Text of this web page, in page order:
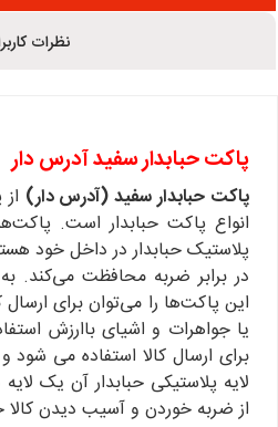
نظرات
پاکت حبابدار سفید آدرس‌ دار
پاکت حبابدار سفید (آدرس‌ دار)
انواع پاکت حبابدار است.
پلاستیک حبابدار در داخل خود
در برابر ضربه محافظت
این پاکت‌ها را می‌توان برای
یا جواهرات و اشیای باارزش
برای ارسال کالا استفاده می
لایه پلاستیکی حبابدار آن یک
از ضربه خوردن و آسیب دیدن کالا